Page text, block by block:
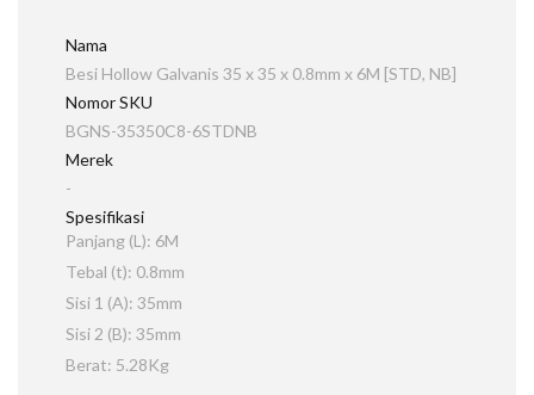
Nama
Besi Hollow Galvanis 35 x 35 x 0.8mm x 6M [STD, NB]
Nomor SKU
BGNS-35350C8-6STDNB
Merek
-
Spesifikasi
Panjang (L): 6M
Tebal (t): 0.8mm
Sisi 1 (A): 35mm
Sisi 2 (B): 35mm
Berat: 5.28Kg